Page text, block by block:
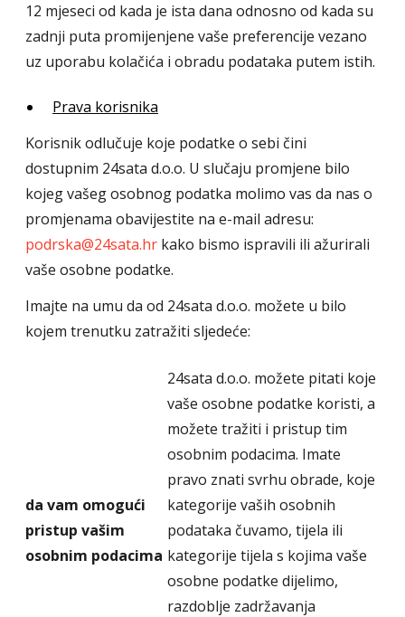
12 mjeseci od kada je ista dana odnosno od kada su
zadnji puta promijenjene vaše preferencije vezano
uz uporabu kolačića i obradu podataka putem istih.
Prava korisnika
Korisnik odlučuje koje podatke o sebi čini
dostupnim 24sata d.o.o. U slučaju promjene bilo
kojeg vašeg osobnog podatka molimo vas da nas o
promjenama obavijestite na e-mail adresu:
podrska@24sata.hr kako bismo ispravili ili ažurirali
vaše osobne podatke.
Imajte na umu da od 24sata d.o.o. možete u bilo
kojem trenutku zatražiti sljedeće:
da vam omogući
pristup vašim
osobnim podacima
24sata d.o.o. možete pitati koje
vaše osobne podatke koristi, a
možete tražiti i pristup tim
osobnim podacima. Imate
pravo znati svrhu obrade, koje
kategorije vaših osobnih
podataka čuvamo, tijela ili
kategorije tijela s kojima vaše
osobne podatke dijelimo,
razdoblje zadržavanja